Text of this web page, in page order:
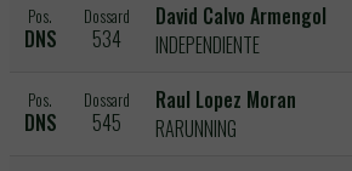
Pos.
DNS
Dossard
534
David Calvo Armengol
INDEPENDIENTE
Pos.
DNS
Dossard
545
Raul Lopez Moran
RARUNNING